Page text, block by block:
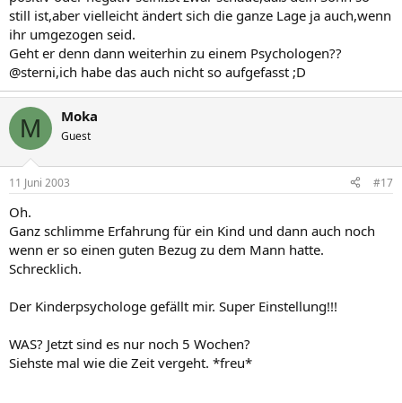
still ist,aber vielleicht ändert sich die ganze Lage ja auch,wenn
ihr umgezogen seid.
Geht er denn dann weiterhin zu einem Psychologen??
@sterni,ich habe das auch nicht so aufgefasst ;D
M Moka
Guest
11 Juni 2003 #17
Oh.
Ganz schlimme Erfahrung für ein Kind und dann auch noch
wenn er so einen guten Bezug zu dem Mann hatte.
Schrecklich.
Der Kinderpsychologe gefällt mir. Super Einstellung!!!
WAS? Jetzt sind es nur noch 5 Wochen?
Siehste mal wie die Zeit vergeht. *freu*